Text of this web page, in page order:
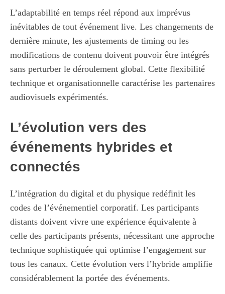
L’adaptabilité en temps réel répond aux imprévus
inévitables de tout événement live. Les changements de
dernière minute, les ajustements de timing ou les
modifications de contenu doivent pouvoir être intégrés
sans perturber le déroulement global. Cette flexibilité
technique et organisationnelle caractérise les partenaires
audiovisuels expérimentés.
L’évolution vers des
événements hybrides et
connectés
L’intégration du digital et du physique redéfinit les
codes de l’événementiel corporatif. Les participants
distants doivent vivre une expérience équivalente à
celle des participants présents, nécessitant une approche
technique sophistiquée qui optimise l’engagement sur
tous les canaux. Cette évolution vers l’hybride amplifie
considérablement la portée des événements.